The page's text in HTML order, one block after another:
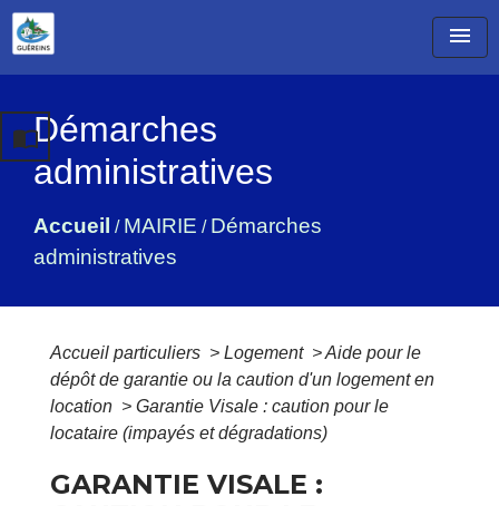
menu
Démarches
administratives
Accueil / MAIRIE / Démarches
administratives
import_contacts
Accueil particuliers > Logement >Aide pour le
dépôt de garantie ou la caution d'un logement en
location > Garantie Visale : caution pour le
locataire (impayés et dégradations)
GARANTIE VISALE :